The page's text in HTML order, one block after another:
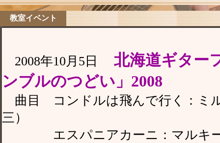
教室イベント
2008年10月5日
北海道ギター
ンブルのつどい」2008
曲目 コンドルは飛んで行く：ミ
三）
エスパニアカーニ：マルキー